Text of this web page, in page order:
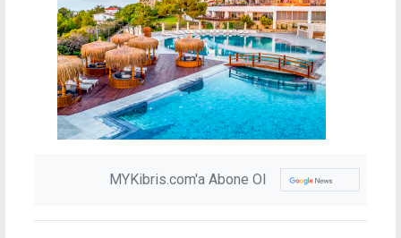
MYKibris.com'a Abone Ol